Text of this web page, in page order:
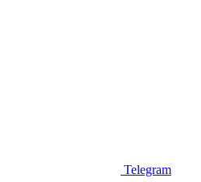
Telegram